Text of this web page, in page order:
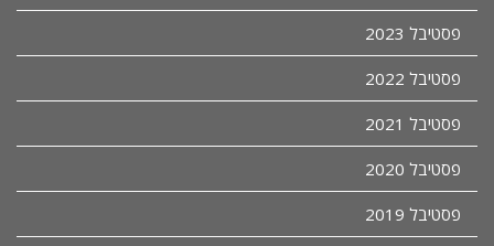
פסטיבל 2023
פסטיבל 2022
פסטיבל 2021
פסטיבל 2020
פסטיבל 2019